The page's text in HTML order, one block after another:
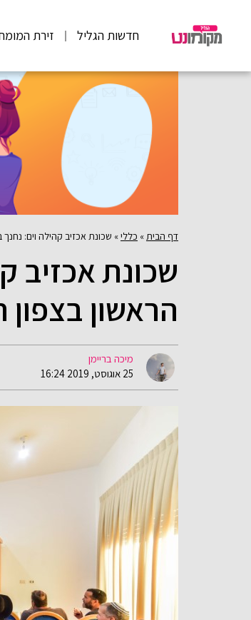
חדשות הגליל זירת
דף הבית » כללי» שכונת אכזיב קהילה וים:
שכונת אכזיב
הראשון
מיכה בריימן
25 אוגוסט, 2019 16:24